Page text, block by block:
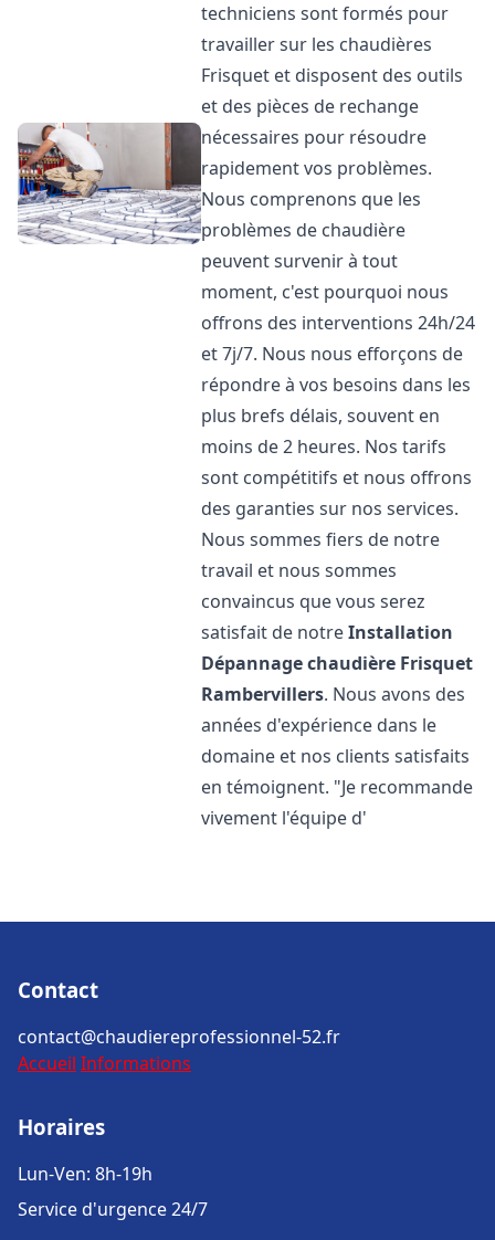
techniciens sont formés pour
travailler sur les chaudières
Frisquet et disposent des outils
et des pièces de rechange
nécessaires pour résoudre
rapidement vos problèmes.
Nous comprenons que les
problèmes de chaudière
peuvent survenir à tout
moment, c'est pourquoi nous
offrons des interventions 24h/24
et 7j/7. Nous nous efforçons de
répondre à vos besoins dans les
plus brefs délais, souvent en
moins de 2 heures. Nos tarifs
sont compétitifs et nous offrons
des garanties sur nos services.
Nous sommes fiers de notre
travail et nous sommes
convaincus que vous serez
satisfait de notreInstallation
Dépannage chaudière Frisquet
Rambervillers. Nous avons des
années d'expérience dans le
domaine et nos clients satisfaits
en témoignent. "Je recommande
vivement l'équipe d'
Contact
contact@chaudiereprofessionnel-52.fr
Accueil Informations
Horaires
Lun-Ven: 8h-19h
Service d'urgence 24/7